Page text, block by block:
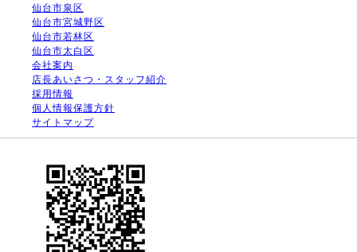
仙台市泉区
仙台市宮城野区
仙台市若林区
仙台市太白区
会社案内
店長あいさつ・スタッフ紹介
採用情報
個人情報保護方針
サイトマップ